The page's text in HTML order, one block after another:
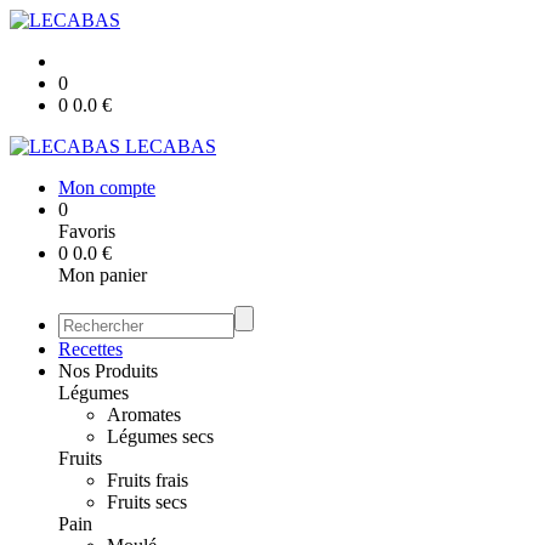
0
0 0.0 €
LECABAS
Mon compte
0
Favoris
0 0.0 €
Mon panier
Recettes
Nos Produits
Légumes
Aromates
Légumes secs
Fruits
Fruits frais
Fruits secs
Pain